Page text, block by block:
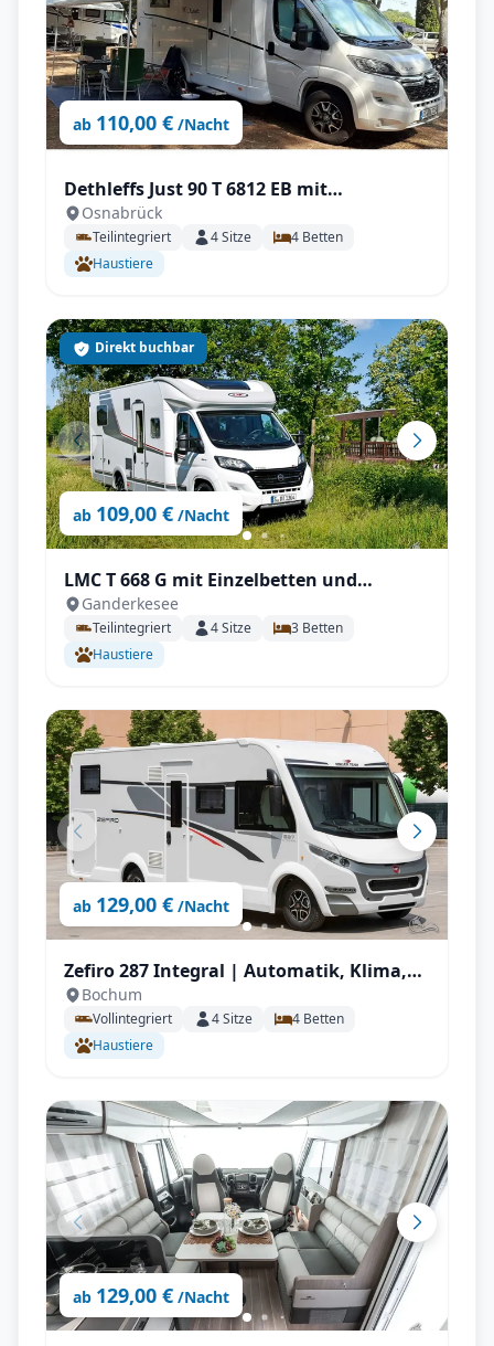
ab 110,00 € /Nacht
Dethleffs Just 90 T 6812 EB mit
Klimaanlage
Osnabrück
Teilintegriert 4Sitze 4 Betten
Haustiere
ab 109,00 € /Nacht
Direkt buchbar
LMC T 668 G mit Einzelbetten und
Hubbett unter 7m!
Ganderkesee
Teilintegriert 4Sitze 3 Betten
Haustiere
ab 129,00 € /Nacht
Zefiro 287 Integral | Automatik, Klima,
Solar, Wechselrichter, Autark, TV, AHK mit
Vollausstattung
Bochum
Vollintegriert 4Sitze 4 Betten
Haustiere
ab 129,00 € /Nacht